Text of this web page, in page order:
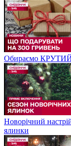
Обираємо КРУТИЙ
Новорічний
ялинки